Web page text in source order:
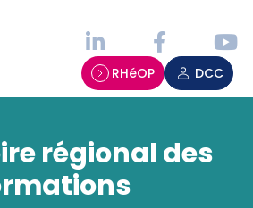
RHéOP DCC
régional des
cookies